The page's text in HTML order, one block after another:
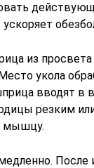
из
укола
вводят в
резким
мышцу.
После